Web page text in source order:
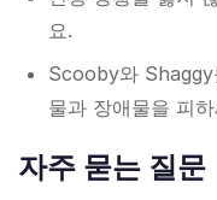
요.
Scooby와 Shaggy
물과 장애물을 피
자주 묻는 질문